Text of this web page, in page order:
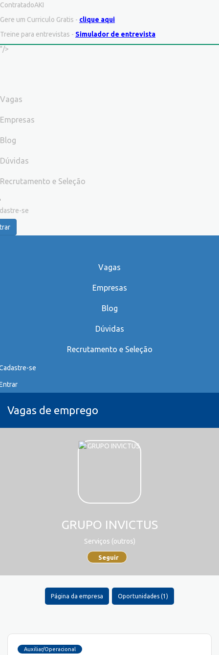
ContratadoAKI
Gere um Curriculo Gratis - clique aqui
Treine para entrevistas - Simulador de entrevista
"/>
Vagas
Empresas
Blog
Dúvidas
Recrutamento e Seleção
se
Vagas
Empresas
Blog
Dúvidas
Recrutamento e Seleção
se
Vagas de emprego
GRUPO INVICTUS
Serviços (outros)
Seguir
Página da empresa Oportunidades (1)
Auxiliar/Operacional